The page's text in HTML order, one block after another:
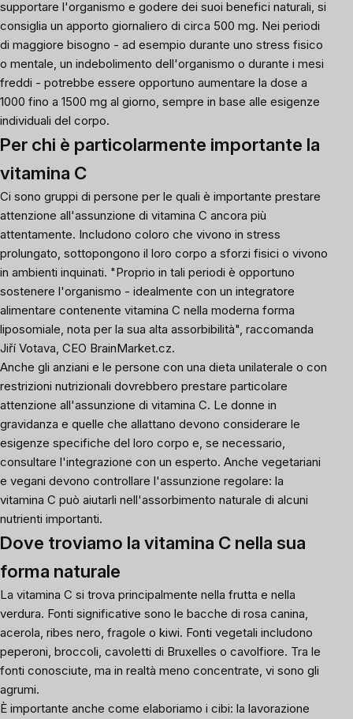
supportare l'organismo e godere dei suoi benefici naturali, si
consiglia un apporto giornaliero di circa 500 mg. Nei periodi
di maggiore bisogno - ad esempio durante uno stress fisico
o mentale, un indebolimento dell'organismo o durante i mesi
freddi - potrebbe essere opportuno aumentare la dose a
1000 fino a 1500 mg al giorno, sempre in base alle esigenze
individuali del corpo.
Per chi è particolarmente importante la
vitamina C
Ci sono gruppi di persone per le quali è importante prestare
attenzione all'assunzione di vitamina C ancora più
attentamente. Includono coloro che vivono in stress
prolungato, sottopongono il loro corpo a sforzi fisici o vivono
in ambienti inquinati. "Proprio in tali periodi è opportuno
sostenere l'organismo - idealmente con un integratore
alimentare contenente vitamina C nella moderna forma
liposomiale, nota per la sua alta assorbibilità", raccomanda
Jiří Votava, CEO BrainMarket.cz.
Anche gli anziani e le persone con una dieta unilaterale o con
restrizioni nutrizionali dovrebbero prestare particolare
attenzione all'assunzione di vitamina C. Le donne in
gravidanza e quelle che allattano devono considerare le
esigenze specifiche del loro corpo e, se necessario,
consultare l'integrazione con un esperto. Anche vegetariani
e vegani devono controllare l'assunzione regolare: la
vitamina C può aiutarli nell'assorbimento naturale di alcuni
nutrienti importanti.
Dove troviamo la vitamina C nella sua
forma naturale
La vitamina C si trova principalmente nella frutta e nella
verdura. Fonti significative sono le bacche di rosa canina,
acerola, ribes nero, fragole o kiwi. Fonti vegetali includono
peperoni, broccoli, cavoletti di Bruxelles o cavolfiore. Tra le
fonti conosciute, ma in realtà meno concentrate, vi sono gli
agrumi.
È importante anche come elaboriamo i cibi: la lavorazione